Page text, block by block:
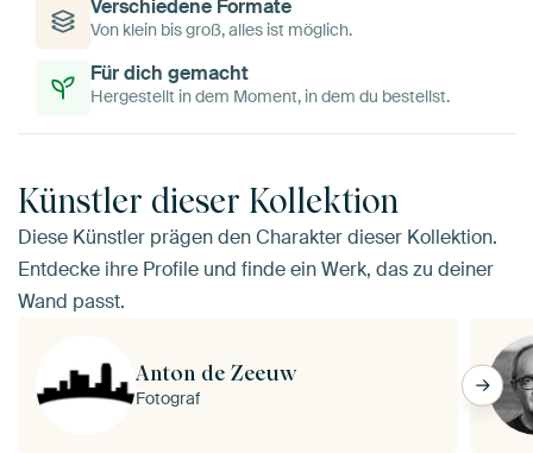
Verschiedene Formate
Von klein bis groß, alles ist möglich.
Für dich gemacht
Hergestellt in dem Moment, in dem du bestellst.
Künstler dieser Kollektion
Diese Künstler prägen den Charakter dieser Kollektion.
Entdecke ihre Profile und finde ein Werk, das zu deiner
Wand passt.
Anton de Zeeuw
Fotograf